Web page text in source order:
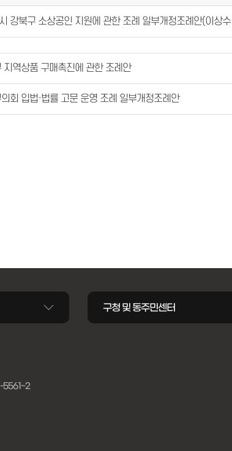
강북구 소상공인 지원에 관한 조례 일부개정조례안(이상
지역상품 구매촉진에 관한 조례안
회 입법·법률 고문 운영 조례 일부개정조례안
구청 및 동주민센터
5561~2